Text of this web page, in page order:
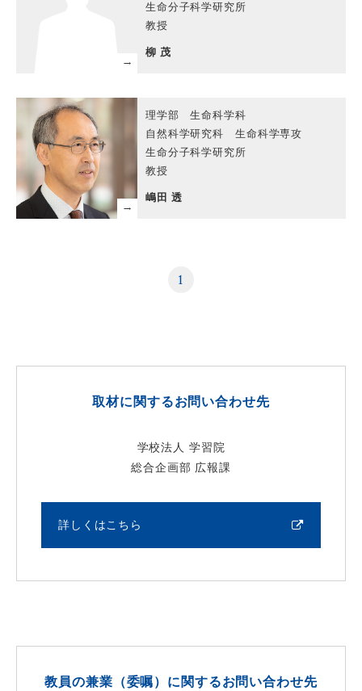
生命分子科学研究所
教授
柳 茂
理学部 生命科学科
自然科学研究科 生命科学専攻
生命分子科学研究所
教授
嶋田 透
1
取材に関するお問い合わせ先
学校法人 学習院
総合企画部 広報課
詳しくはこちら
教員の兼業（委嘱）に関するお問い合わせ先